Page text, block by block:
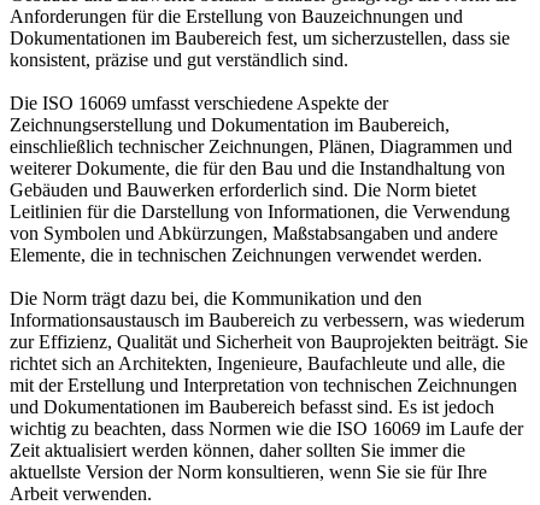
Anforderungen für die Erstellung von Bauzeichnungen und
Dokumentationen im Baubereich fest, um sicherzustellen, dass sie
konsistent, präzise und gut verständlich sind.
Die ISO 16069 umfasst verschiedene Aspekte der
Zeichnungserstellung und Dokumentation im Baubereich,
einschließlich technischer Zeichnungen, Plänen, Diagrammen und
weiterer Dokumente, die für den Bau und die Instandhaltung von
Gebäuden und Bauwerken erforderlich sind. Die Norm bietet
Leitlinien für die Darstellung von Informationen, die Verwendung
von Symbolen und Abkürzungen, Maßstabsangaben und andere
Elemente, die in technischen Zeichnungen verwendet werden.
Die Norm trägt dazu bei, die Kommunikation und den
Informationsaustausch im Baubereich zu verbessern, was wiederum
zur Effizienz, Qualität und Sicherheit von Bauprojekten beiträgt. Sie
richtet sich an Architekten, Ingenieure, Baufachleute und alle, die
mit der Erstellung und Interpretation von technischen Zeichnungen
und Dokumentationen im Baubereich befasst sind. Es ist jedoch
wichtig zu beachten, dass Normen wie die ISO 16069 im Laufe der
Zeit aktualisiert werden können, daher sollten Sie immer die
aktuellste Version der Norm konsultieren, wenn Sie sie für Ihre
Arbeit verwenden.